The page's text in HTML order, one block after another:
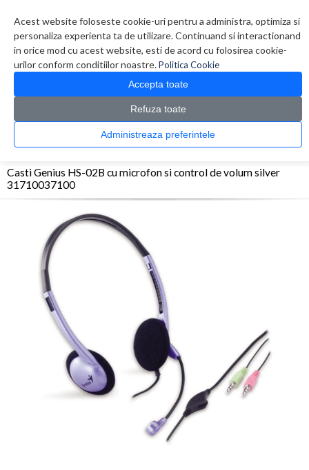
Acest website foloseste cookie-uri pentru a administra, optimiza si
personaliza experienta ta de utilizare. Continuand si interactionand
in orice mod cu acest website, esti de acord cu folosirea cookie-
urilor conform conditiilor noastre.Politica Cookie
Accepta toate
Refuza toate
Administreaza preferintele
0 produs(e)
CATALOG PRODUSE
> Casti > Casti Genius HS-02B cu microfon si control de
Casti Genius HS-02B cu microfon si control de volum silver
31710037100